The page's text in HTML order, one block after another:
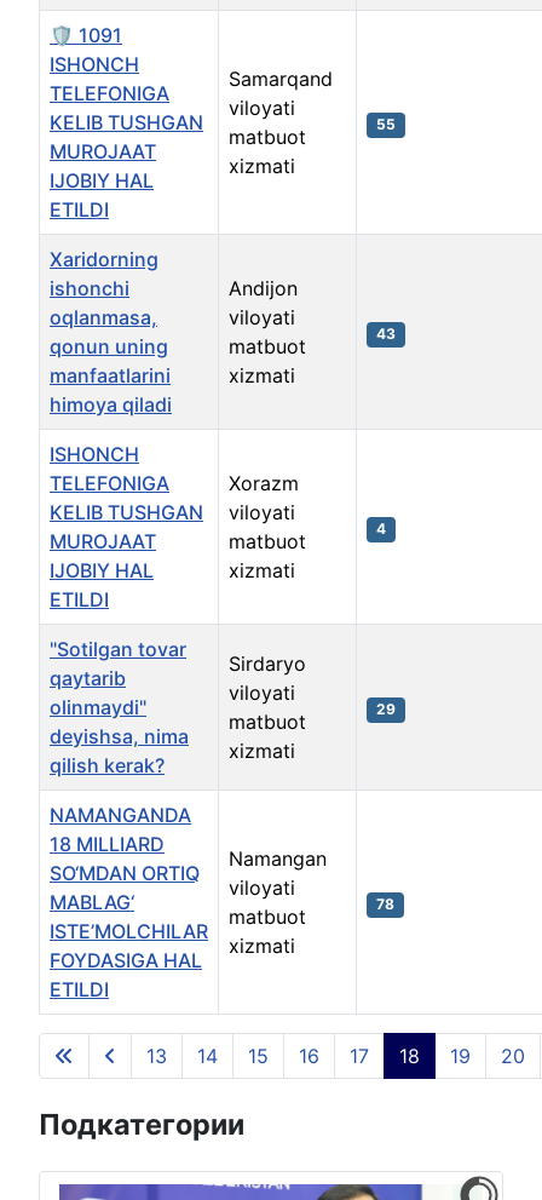
Материалы
🛡️ 1091
ISHONCH
TELEFONIGA
KELIB TUSHGAN
MUROJAAT
IJOBIY HAL
ETILDI
Samarqand
viloyati
matbuot
xizmati
55
Xaridorning
ishonchi
oqlanmasa,
qonun uning
manfaatlarini
himoya qiladi
Andijon
viloyati
matbuot
xizmati
43
ISHONCH
TELEFONIGA
KELIB TUSHGAN
MUROJAAT
IJOBIY HAL
ETILDI
Xorazm
viloyati
matbuot
xizmati
4
"Sotilgan tovar
qaytarib
olinmaydi"
deyishsa, nima
qilish kerak?
Sirdaryo
viloyati
matbuot
xizmati
29
NAMANGANDA
18 MILLIARD
SO‘MDAN ORTIQ
MABLAG‘
ISTE’MOLCHILAR
FOYDASIGA HAL
ETILDI
Namangan
viloyati
matbuot
xizmati
78
Страница 18 из 135
13 14 15 16 17 18 19 20
Подкатегории